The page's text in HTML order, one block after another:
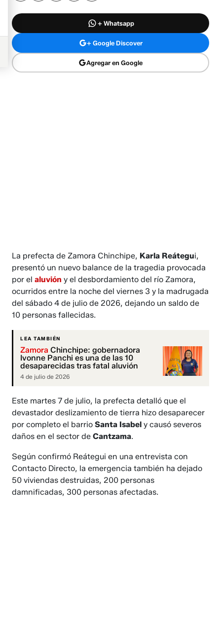
+ Whatsapp
+ Google Discover
Agregar en Google
La prefecta de Zamora Chinchipe, Karla Reátegui,
presentó un nuevo balance de la tragedia provocada
por elaluvión y el desbordamiento del río Zamora,
ocurridos entre la noche del viernes 3 y la madrugada
del sábado 4 de julio de 2026, dejando un saldo de
10 personas fallecidas.
LEA TAMBIÉN
Zamora Chinchipe: gobernadora
Ivonne Panchi es una de las 10
desaparecidas tras fatal aluvión
4 de julio de 2026
Este martes 7 de julio, la prefecta detalló que el
devastador deslizamiento de tierra hizo desaparecer
por completo el barrioSanta Isabel y causó severos
daños en el sector deCantzama.
Según confirmó Reátegui en una entrevista con
Contacto Directo, la emergencia también ha dejado
50 viviendas destruidas, 200 personas
damnificadas, 300 personas afectadas.